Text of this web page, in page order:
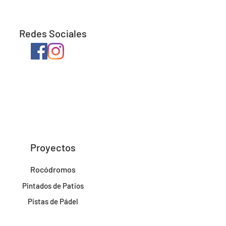
Redes Sociales
Proyectos
Rocódromos
Pintados de Patios
Pistas de Pádel